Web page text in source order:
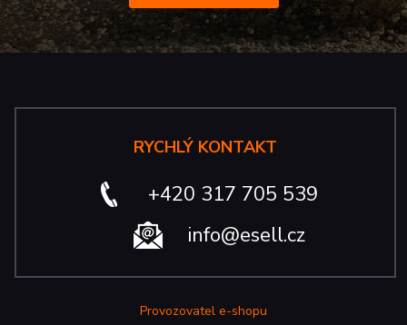
RYCHLÝ KONTAKT
+420 317 705 539
info@esell.cz
Provozovatel e-shopu